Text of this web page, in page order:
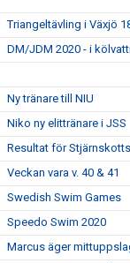
Triangeltävling i Växjö
DM/JDM 2020 - i
Ny tränare till NIU
Niko ny elittränare i JSS
Resultat för
Veckan vara v. 40 & 41
Swedish Swim Games
Speedo Swim 2020
Marcus äger